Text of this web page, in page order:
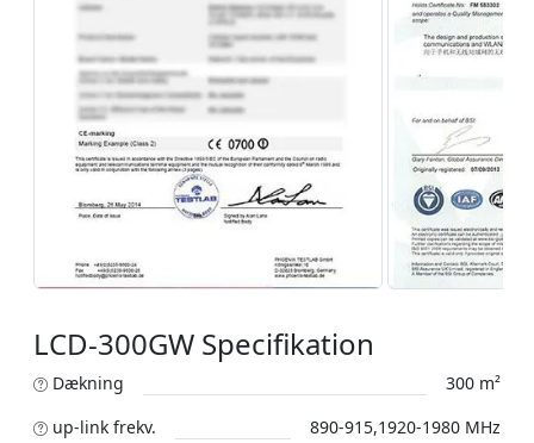
LCD-300GW Specifikation
Dækning
300 m²
up-link frekv.
890-915,1920-1980 MHz